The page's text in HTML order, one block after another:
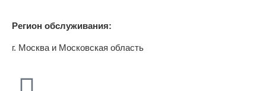
Регион обслуживания:
г. Москва и Московская область